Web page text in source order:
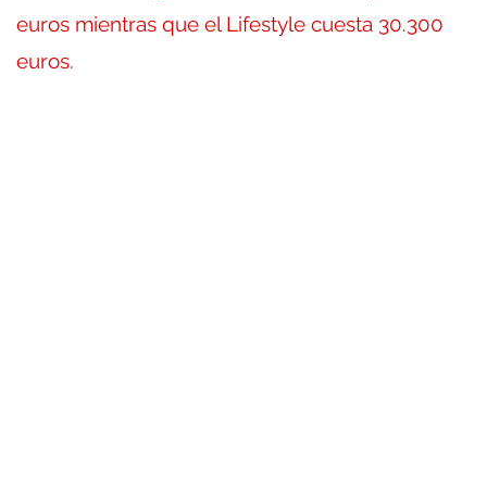
euros mientras que el Lifestyle cuesta 30.300
euros.